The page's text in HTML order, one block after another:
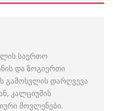
საერთო
და ზოგიერთი
გამოსვლის დარღვევა
კალციუმის
მოვლენები.